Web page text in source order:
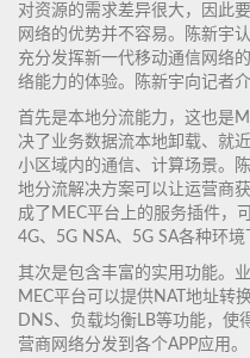
对资源的需求差异很大，因此
网络的优势并不容易。陈新宇
充分发挥新一代移动通信网络
络能力的体验。陈新宇向记者
首先是本地分流能力，这也是
决了业务数据流本地卸载、就
小区域内的通信、计算场景。
地分流解决方案可以让运营商
成了MEC平台上的服务插件，
4G、5G NSA、5G SA各种环境
其次是包含丰富的实用功能。
MEC平台可以提供NAT地址转
DNS、负载均衡LB等功能，使
营商网络分发到各个APP应用。